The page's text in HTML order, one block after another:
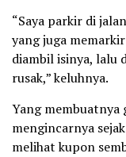
“Saya parkir di
yang juga
diambil isinya, lalu
rusak,” keluhnya.
Yang membuatnya
mengincarnya
melihat kupon